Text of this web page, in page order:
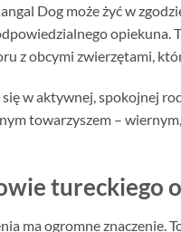
Dog może żyć w
opiekuna.
z obcymi zwierzętami,
w aktywnej, spokojnej
towarzyszem –
tureckiego
ma ogromne znaczenie.